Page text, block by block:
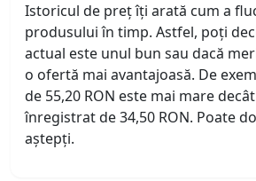
Istoricul de preț îți arată cum a
produsului în timp. Astfel, poți
actual este unul bun sau dacă
o ofertă mai avantajoasă. De
de 55,20 RON este mai mare
înregistrat de 34,50 RON. Poate
aștepți.